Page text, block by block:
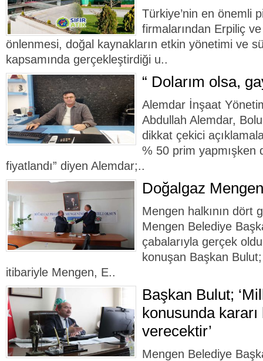
Türkiye’nin en önemli
firmalarından Erpiliç
önlenmesi, doğal kaynakların etkin yönetimi ve
kapsamında gerçekleştirdiği u..
“ Dolarım olsa,
Alemdar İnşaat
Abdullah Alemdar,
dikkat çekici
% 50 prim yapmışken
fiyatlandı” diyen Alemdar;..
Doğalgaz
Mengen halkının dört
Mengen Belediye
çabalarıyla gerçek
konuşan Başkan
itibariyle Mengen, E..
Başkan Bulut;
konusunda
verecektir’
Mengen Belediye